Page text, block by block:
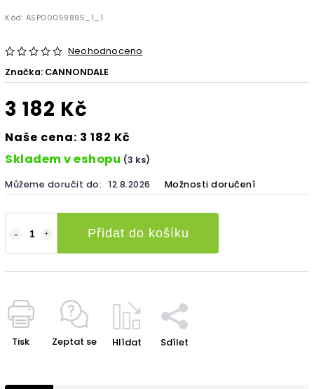
Kód: ASP00059895_1_1
Neohodnoceno
Značka: CANNONDALE
3 182 Kč
Naše cena: 3 182 Kč
Skladem v eshopu (3 ks)
Můžeme doručit do: 12.8.2026 Možnosti doručení
Přidat do košíku
Tisk Zeptat se Hlídat Sdílet